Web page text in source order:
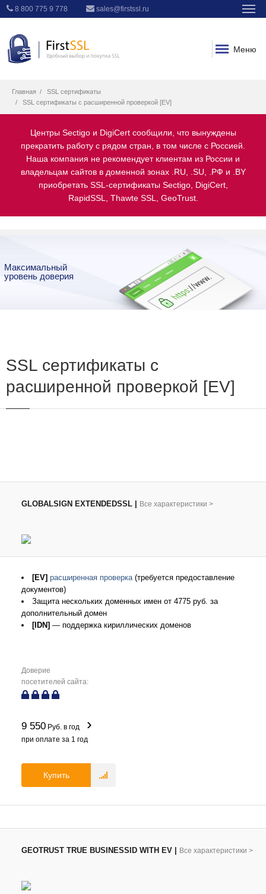
8 800 775 9 778 sales@firstssl.ru
Меню
Главная
SSL сертификаты
SSL сертификаты с расширенной проверкой [EV]
Центры Sectigo и DigiCert сообщили, что вынуждены
прекратить работу с рядом стран, в том числе с Россией.
Наша компания не рекомендует клиентам из России и
владельцам сайтов в доменной зонах .RU, .SU, .РФ и .BY
приобретать SSL-сертификаты Sectigo, DigiCert,
RapidSSL, Thawte SSL, GeoTrust.
Максимальный
уровень доверия
SSL сертификаты с
расширенной проверкой [EV]
GLOBALSIGN EXTENDEDSSL Все характеристики >
[EV] расширенная проверка(требуется предоставление
документов)
Защита нескольких доменных имен от 4775 руб. за
дополнительный домен
[IDN] — поддержка кириллических доменов
Доверие
посетителей сайта:
9 550 Руб. в год
при оплате за 1 год
Купить
GEOTRUST TRUE BUSINESSID WITH EV Все характеристики >